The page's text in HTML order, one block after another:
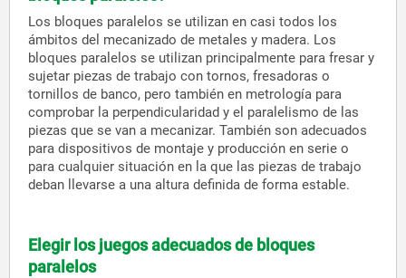
Los bloques paralelos se utilizan en casi todos los
ámbitos del mecanizado de metales y madera. Los
bloques paralelos se utilizan principalmente para fresar y
sujetar piezas de trabajo con tornos, fresadoras o
tornillos de banco, pero también en metrología para
comprobar la perpendicularidad y el paralelismo de las
piezas que se van a mecanizar. También son adecuados
para dispositivos de montaje y producción en serie o
para cualquier situación en la que las piezas de trabajo
deban llevarse a una altura definida de forma estable.
Elegir los juegos adecuados de bloques
paralelos